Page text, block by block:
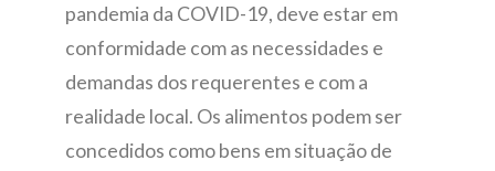
pandemia da COVID-19, deve estar em
conformidade com as necessidades e
demandas dos requerentes e com a
realidade local. Os alimentos podem ser
concedidos como bens em situação de